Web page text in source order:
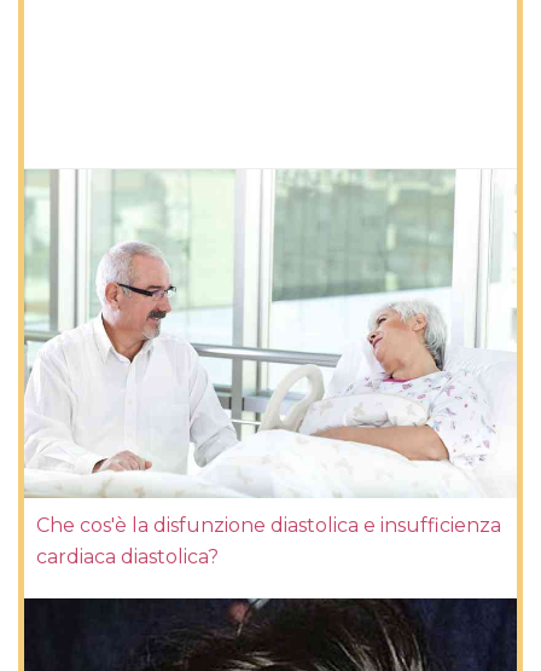
Che cos'è la disfunzione diastolica e insufficienza
cardiaca diastolica?